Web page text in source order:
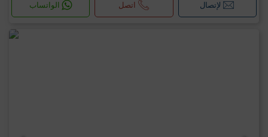
لإتصال اتصل الواتساب